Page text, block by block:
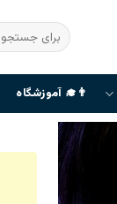
👨‍🎓 آموزشگاه